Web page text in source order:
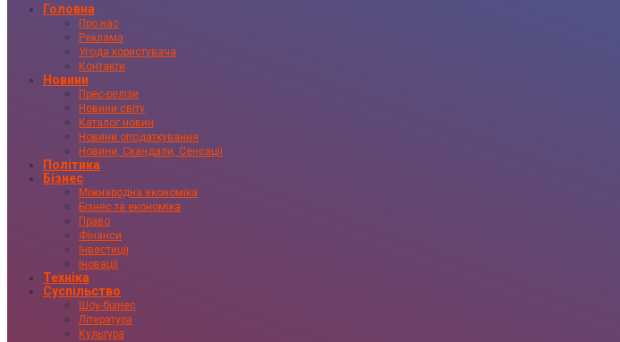
Головна
Про нас
Реклама
Угода користувача
Контакти
Новини
Прес-релізи
Новини світу
Каталог новин
Новини оподаткування
Новини, Скандали, Сенсації
Політика
Бізнес
Міжнародна економіка
Бізнес та економіка
Право
Фінанси
Інвестиції
Іновації
Техніка
Суспільство
Шоу-бізнес
Література
Культура